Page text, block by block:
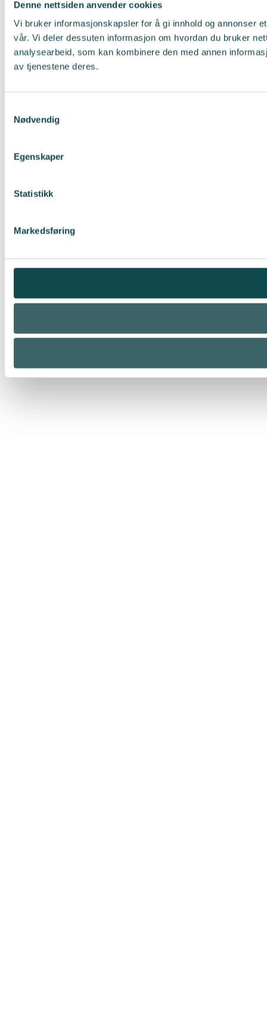
Denne nettsiden anvender cookies
Vi bruker informasjonskapsler for å gi innhold og annonser
vår. Vi deler dessuten informasjon om hvordan du bruker
analysearbeid, som kan kombinere den med annen
av tjenestene deres.
Nødvendig
Egenskaper
Statistikk
Markedsføring